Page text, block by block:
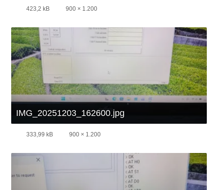
423,2 kB 900 × 1.200
IMG_20251203_162600.jpg
333,99 kB 900 × 1.200